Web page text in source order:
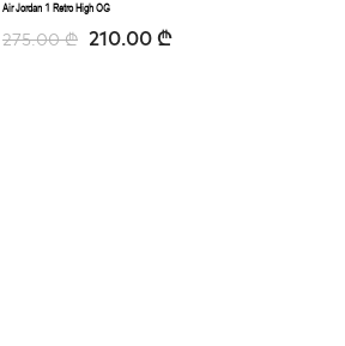
Air Jordan 1 Retro High OG
275.00₾ 210.00 ₾